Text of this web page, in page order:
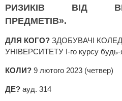
РИЗИКІВ ВІД
ПРЕДМЕТІВ».
ДЛЯ КОГО? ЗДОБУВАЧІ
УНІВЕРСИТЕТУ І-го курсу будь-
КОЛИ? 9 лютого 2023 (четвер)
ДЕ? ауд. 314